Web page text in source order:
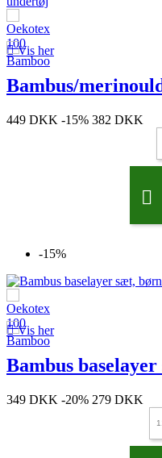
Vis her
Bambus/
449 DKK -15% 382 DKK

-15%
Vis her
Bambus
349 DKK -20% 279 DKK